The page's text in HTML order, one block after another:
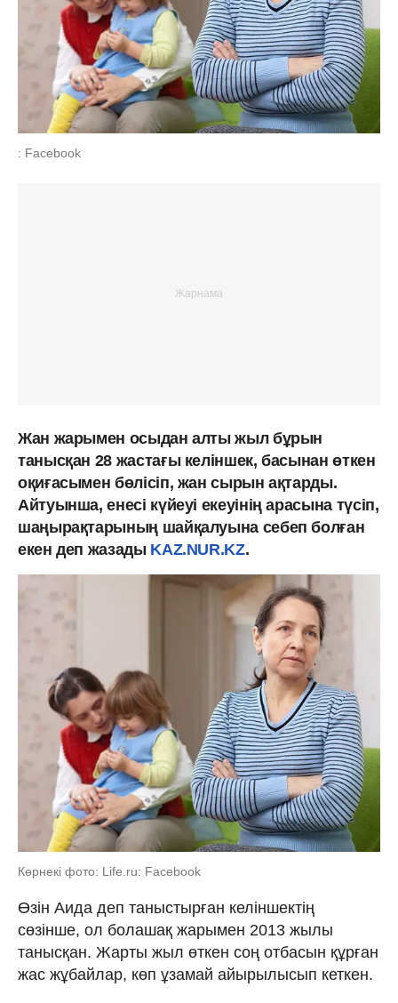
: Facebook
Жан жарымен осыдан алты жыл бұрын
танысқан 28 жастағы келіншек, басынан өткен
оқиғасымен бөлісіп, жан сырын ақтарды.
Айтуынша, енесі күйеуі екеуінің арасына түсіп,
шаңырақтарының шайқалуына себеп болған
екен деп жазады KAZ.NUR.KZ.
Көрнекі фото: Life.ru: Facebook
Өзін Аида деп таныстырған келіншектің
сөзінше, ол болашақ жарымен 2013 жылы
танысқан. Жарты жыл өткен соң отбасын құрған
жас жұбайлар, көп ұзамай айырылысып кеткен.